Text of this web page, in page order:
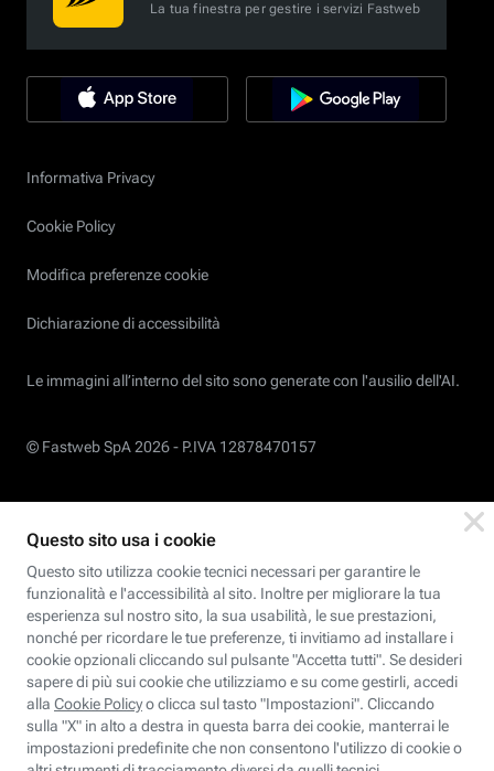
La tua finestra per gestire i servizi Fastweb
Informativa Privacy
Cookie Policy
Modifica preferenze cookie
Dichiarazione di accessibilità
Le immagini all’interno del sito sono generate con l'ausilio dell'AI.
© Fastweb SpA 2026 - P.IVA 12878470157